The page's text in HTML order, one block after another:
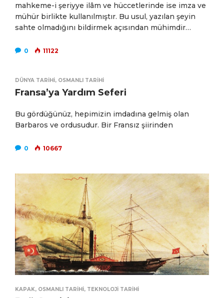
mahkeme-i şeriyye ilâm ve hüccetlerinde ise imza ve
mühür birlikte kullanılmıştır. Bu usul, yazılan şeyin
sahte olmadığını bildirmek açısından mühimdir…
0 11122
DÜNYA TARIHI, OSMANLI TARIHI
Fransa’ya Yardım Seferi
Bu gördüğünüz, hepimizin imdadına gelmiş olan
Barbaros ve ordusudur. Bir Fransız şiirinden
0 10667
KAPAK, OSMANLI TARIHI, TEKNOLOJI TARIHI